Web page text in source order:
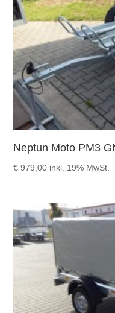
Neptun Moto PM3
€ 979,00 inkl. 19% MwSt.